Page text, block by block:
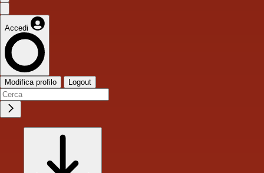
Accedi
Modifica profilo Logout